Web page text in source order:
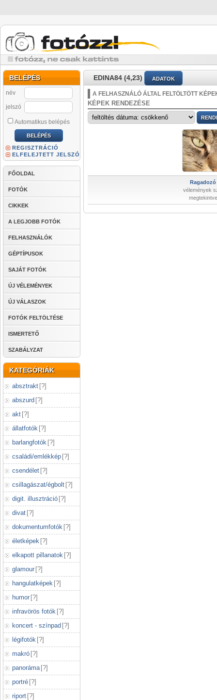
BELÉPÉS
név
jelszó
Automatikus belépés
REGISZTRÁCIÓ
ELFELEJTETT JELSZÓ
FŐOLDAL
FOTÓK
CIKKEK
A LEGJOBB FOTÓK
FELHASZNÁLÓK
GÉPTÍPUSOK
SAJÁT FOTÓK
ÚJ VÉLEMÉNYEK
ÚJ VÁLASZOK
FOTÓK FELTÖLTÉSE
ISMERTETŐ
SZABÁLYZAT
KATEGÓRIÁK
absztrakt [?]
abszurd [?]
akt [?]
állatfotók [?]
barlangfotók [?]
családi/emlékkép [?]
csendélet [?]
csillagászat/égbolt [?]
digit. illusztráció [?]
divat [?]
dokumentumfotók [?]
életképek [?]
elkapott pillanatok [?]
glamour [?]
hangulatképek [?]
humor [?]
infravörös fotók [?]
koncert - színpad [?]
légifotók [?]
makró [?]
panoráma [?]
portré [?]
riport [?]
EDINA84 (4,23) ADATOK
A FELHASZNÁLÓ ÁLTAL FELTÖLTÖTT
KÉPEK RENDEZÉSE
Ragadozó
vélemények